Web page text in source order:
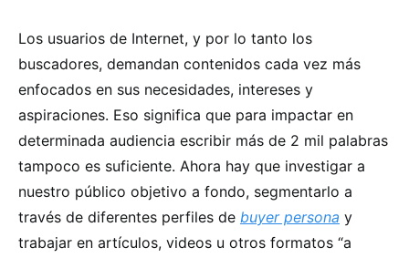
Los usuarios de Internet, y por lo tanto los
buscadores, demandan contenidos cada vez más
enfocados en sus necesidades, intereses y
aspiraciones. Eso significa que para impactar en
determinada audiencia escribir más de 2 mil palabras
tampoco es suficiente. Ahora hay que investigar a
nuestro público objetivo a fondo, segmentarlo a
través de diferentes perfiles de buyer persona y
trabajar en artículos, videos u otros formatos “a